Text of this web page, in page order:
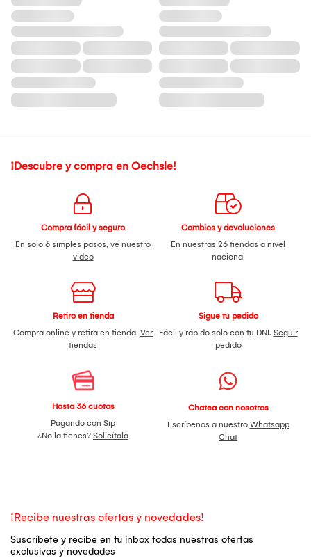
¡Descubre y compra en Oechsle!
Compra fácil y seguro
En solo 6 simples pasos, ve nuestro
video
Cambios y devoluciones
En nuestras 26 tiendas a nivel
nacional
Retiro en tienda
Compra online y retira en tienda. Ver
tiendas
Sigue tu pedido
Fácil y rápido sólo con tu DNI. Seguir
pedido
Hasta 36 cuotas
Pagando con Sip
¿No la tienes? Solicítala
Chatea con nosotros
Escríbenos a nuestro Whatsapp
Chat
¡Recibe nuestras ofertas y novedades!
Suscríbete y recibe en tu inbox todas nuestras ofertas
exclusivas y novedades